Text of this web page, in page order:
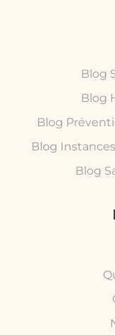
Blog
Blog
Blog
Blog
Blog